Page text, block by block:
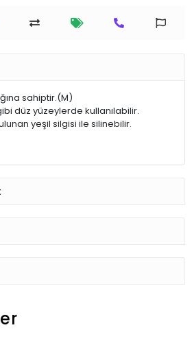
sahiptir.(M)
düz yüzeylerde kullanılabilir.
yeşil silgisi ile silinebilir.